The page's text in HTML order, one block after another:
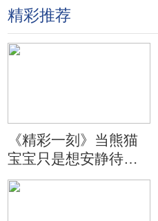
精彩推荐
《精彩一刻》当熊猫
宝宝只是想安静待会
儿